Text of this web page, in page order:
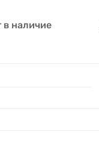
в наличие